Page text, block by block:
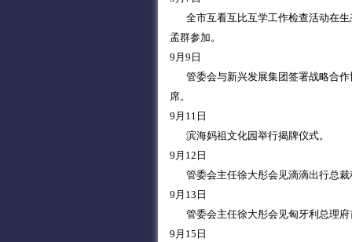
全市互看互比互学工作检查活动在生
孟群参加。
9月9日
管委会与新兴发展集团签署战略合作
席。
9月11日
滨海妈祖文化园举行揭牌仪式。
9月12日
管委会主任徐大彤会见滴滴出行总裁
9月13日
管委会主任徐大彤会见匈牙利总理府
9月15日